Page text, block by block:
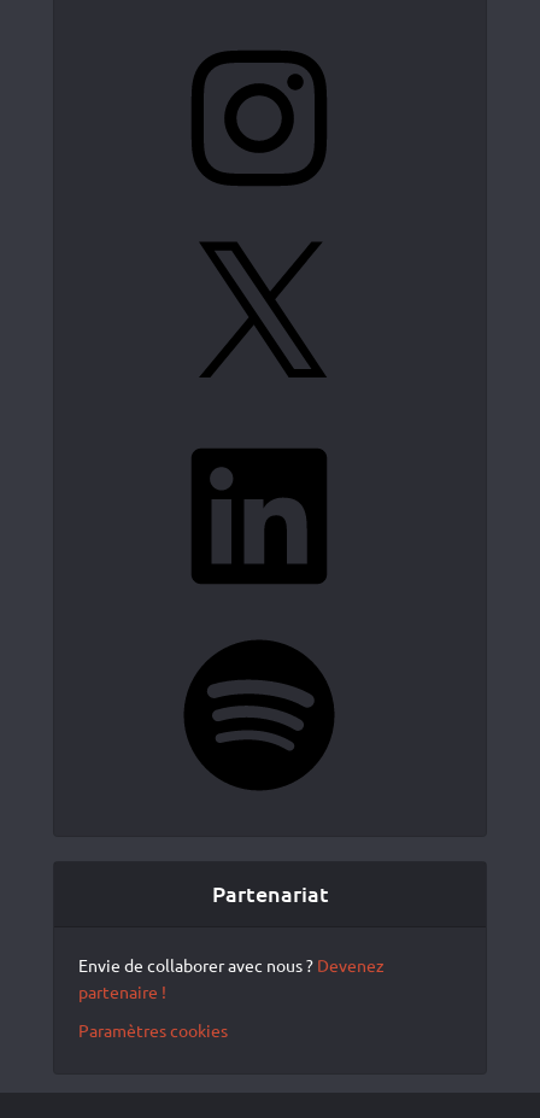
Partenariat
Envie de collaborer avec nous ? Devenez
partenaire !
Paramètres cookies